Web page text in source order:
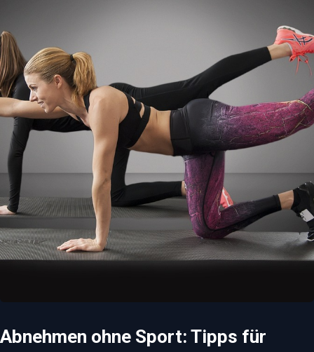
Abnehmen ohne Sport: Tipps für